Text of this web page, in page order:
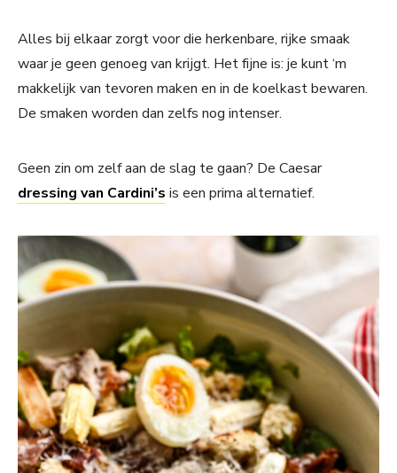
Alles bij elkaar zorgt voor die herkenbare, rijke smaak
waar je geen genoeg van krijgt. Het fijne is: je kunt ‘m
makkelijk van tevoren maken en in de koelkast bewaren.
De smaken worden dan zelfs nog intenser.
Geen zin om zelf aan de slag te gaan? De Caesar
dressing van Cardini’s is een prima alternatief.